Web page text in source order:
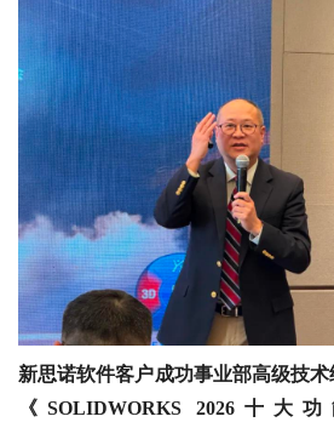
新思诺软件客户成功事业部高级技
《SOLIDWORKS 2026十大